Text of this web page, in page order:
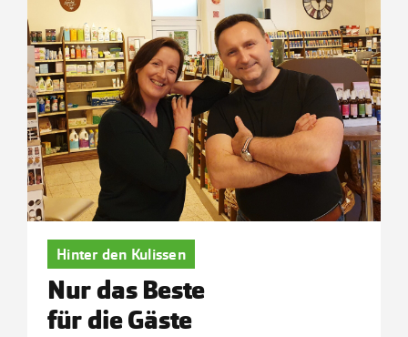
Hinter den Kulissen
Nur das Beste
für die Gäste